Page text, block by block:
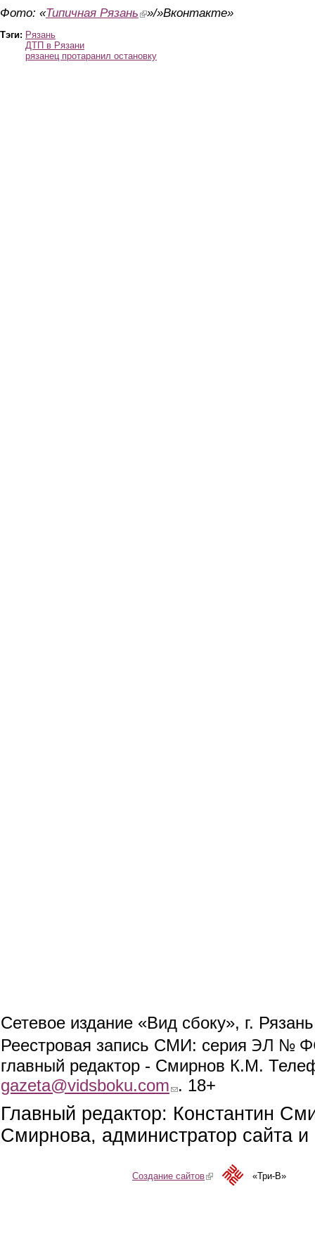
Фото: «Типичная Рязань (link is external)
»/»Вконтакте»
Тэги: Рязань
ДТП в Рязани
рязанец протаранил остановку
Сетевое издание «Вид сбоку», г.
Реестровая запись СМИ: серия ЭЛ №
главный редактор - Смирнов К.М.
gazeta@vidsboku.com (link sends e-mail)
. 18+
Главный редактор: Константин
Смирнова, администратор сайта
Создание сайтов(link is external)«Три-В»